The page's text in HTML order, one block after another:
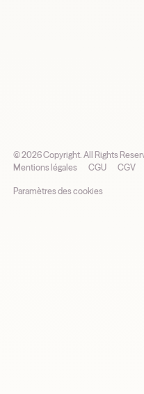
©2026Copyright. All Rights
Mentions légales
CGU CGV
Paramètres des cookies